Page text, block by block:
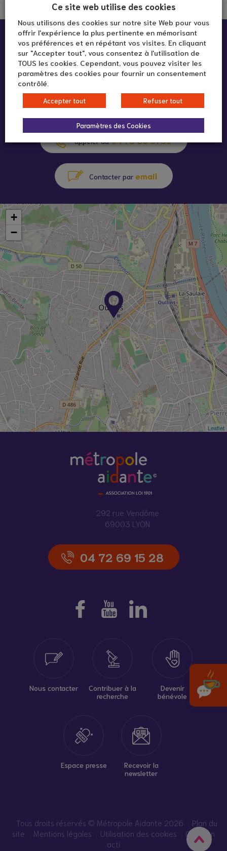
Infos pratiques :
Goût du Jour
3 rue Pierre-Joseph Martin
69600 Oullins-Pierre-Bénite
appeler au04 78 86 61 50
Contacter par email
+
−
Leaflet
292 rue Vendôme
69003 LYON
04 72 69 15 28
Nous contacter
Contribuer à la
recherche
Devenir
bénévole
Espace presse
Recevoir la
newsletter
Tous droits réservés © Métropole Aidante 2026
Plan du
site
Mentions légales Utilisation des cookies
Création
acti
Ce site web utilise des cookies
Nous utilisons des cookies sur notre site Web pour vous
offrir l'expérience la plus pertinente en mémorisant
vos préférences et en répétant vos visites. En cliquant
sur "Accepter tout", vous consentez à l'utilisation de
TOUS les cookies. Cependant, vous pouvez visiter les
paramètres des cookies pour fournir un consentement
contrôlé.
Accepter tout Refuser tout
Paramètres des Cookies